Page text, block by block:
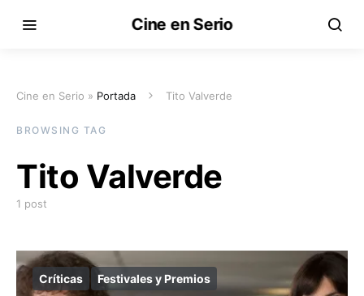
Cine en Serio
Cine en Serio » Portada Tito Valverde
BROWSING TAG
Tito Valverde
1 post
Críticas Festivales y Premios